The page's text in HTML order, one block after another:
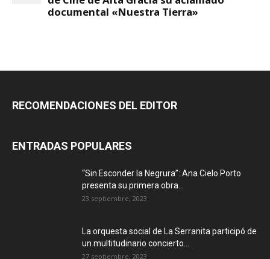
RECOMENDACIONES DEL EDITOR
ENTRADAS POPULARES
“Sin Esconder la Negrura”: Ana Cielo Porto
presenta su primera obra...
23 septiembre, 2023
La orquesta social de La Serranita participó de
un multitudinario concierto...
27 septiembre, 2023